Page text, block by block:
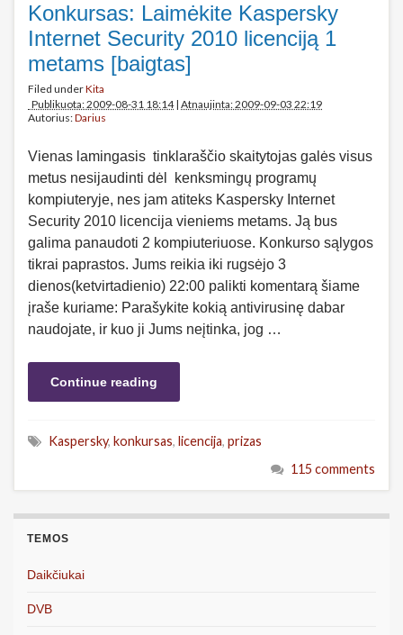
Konkursas: Laimėkite Kaspersky
Internet Security 2010 licenciją 1
metams [baigtas]
Filed underKita
Publikuota: 2009-08-31 18:14| Atnaujinta: 2009-09-03 22:19
Autorius:Darius
Vienas lamingasis tinklaraščio skaitytojas galės visus
metus nesijaudinti dėl kenksmingų programų
kompiuteryje, nes jam atiteks Kaspersky Internet
Security 2010 licencija vieniems metams. Ją bus
galima panaudoti 2 kompiuteriuose. Konkurso sąlygos
tikrai paprastos. Jums reikia iki rugsėjo 3
dienos(ketvirtadienio) 22:00 palikti komentarą šiame
įraše kuriame: Parašykite kokią antivirusinę dabar
naudojate, ir kuo ji Jums neįtinka, jog …
Continue reading
Kaspersky, konkursas, licencija, prizas
115 comments
TEMOS
Daikčiukai
DVB